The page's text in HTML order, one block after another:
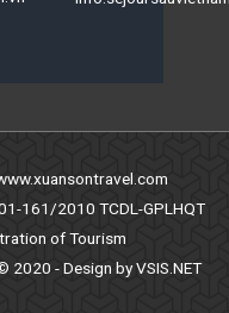
161/2010 TCDL-GPLHQT
of Tourism
2020 - Design by VSIS.NET